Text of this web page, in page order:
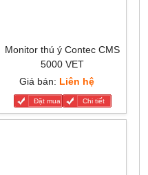
Monitor thú ý Contec CMS
5000 VET
Giá bán: Liên hệ
Đặt mua Chi tiết